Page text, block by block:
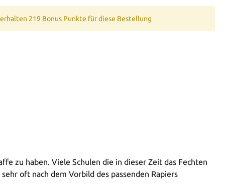
219 Bonus Punkte für diese Bestellung
zu haben. Viele Schulen die in dieser Zeit das Fechten
oft nach dem Vorbild des passenden Rapiers